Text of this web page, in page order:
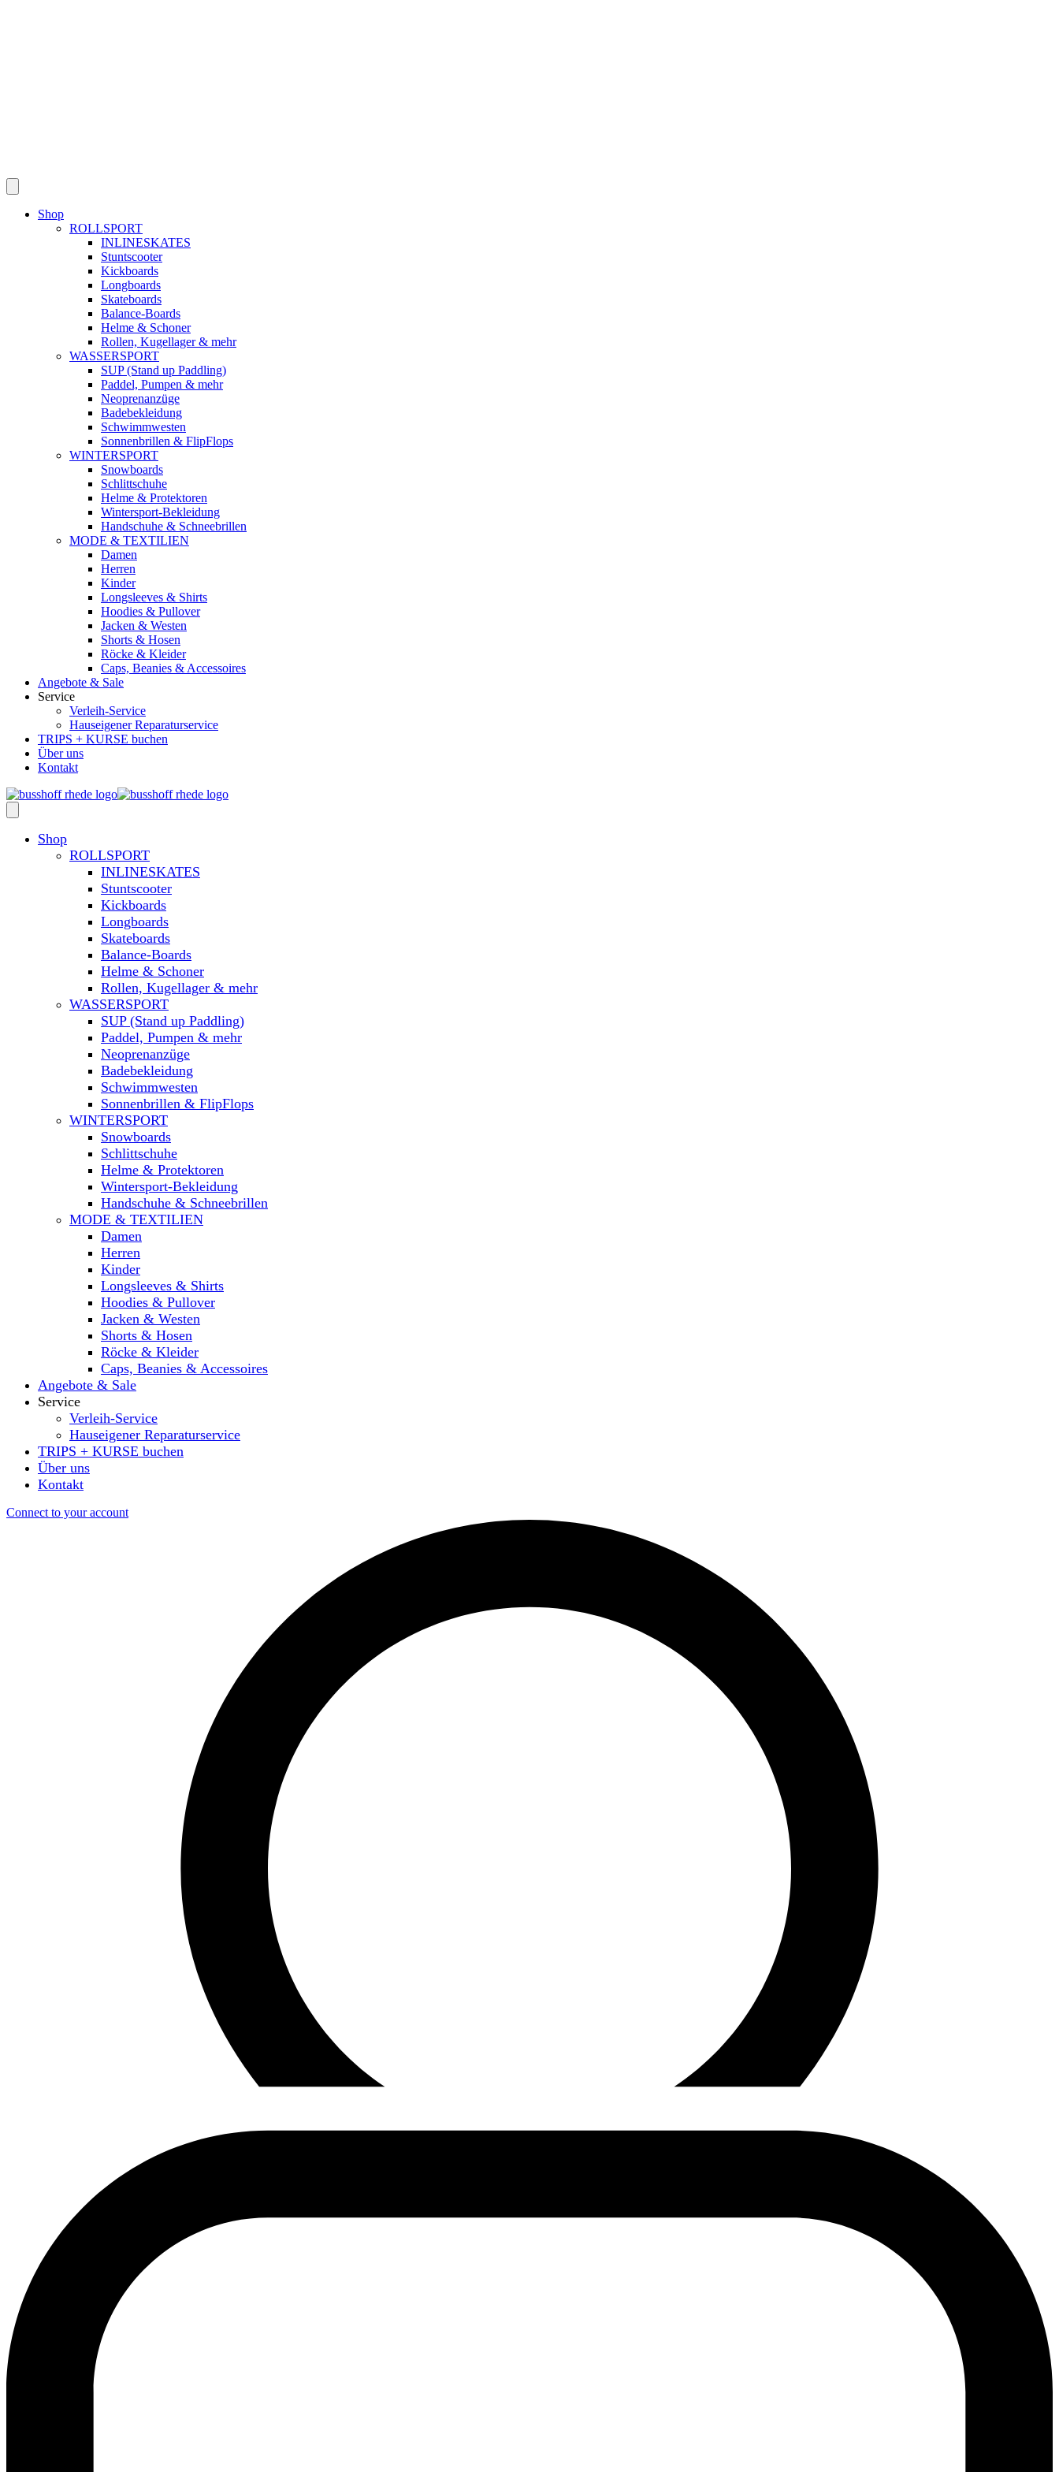
Shop
ROLLSPORT
INLINESKATES
Stuntscooter
Kickboards
Longboards
Skateboards
Balance-Boards
Helme & Schoner
Rollen, Kugellager & mehr
WASSERSPORT
SUP (Stand up Paddling)
Paddel, Pumpen & mehr
Neoprenanzüge
Badebekleidung
Schwimmwesten
Sonnenbrillen & FlipFlops
WINTERSPORT
Snowboards
Schlittschuhe
Helme & Protektoren
Wintersport-Bekleidung
Handschuhe & Schneebrillen
MODE & TEXTILIEN
Damen
Herren
Kinder
Longsleeves & Shirts
Hoodies & Pullover
Jacken & Westen
Shorts & Hosen
Röcke & Kleider
Caps, Beanies & Accessoires
Angebote & Sale
Service
Verleih-Service
Hauseigener Reparaturservice
TRIPS + KURSE buchen
Über uns
Kontakt
Shop
ROLLSPORT
INLINESKATES
Stuntscooter
Kickboards
Longboards
Skateboards
Balance-Boards
Helme & Schoner
Rollen, Kugellager & mehr
WASSERSPORT
SUP (Stand up Paddling)
Paddel, Pumpen & mehr
Neoprenanzüge
Badebekleidung
Schwimmwesten
Sonnenbrillen & FlipFlops
WINTERSPORT
Snowboards
Schlittschuhe
Helme & Protektoren
Wintersport-Bekleidung
Handschuhe & Schneebrillen
MODE & TEXTILIEN
Damen
Herren
Kinder
Longsleeves & Shirts
Hoodies & Pullover
Jacken & Westen
Shorts & Hosen
Röcke & Kleider
Caps, Beanies & Accessoires
Angebote & Sale
Service
Verleih-Service
Hauseigener Reparaturservice
TRIPS + KURSE buchen
Über uns
Kontakt
Connect to your account